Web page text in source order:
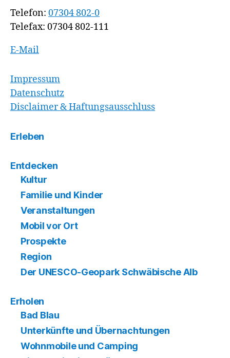
Telefon: 07304 802-0
Telefax: 07304 802-111
E-Mail
Impressum
Datenschutz
Disclaimer & Haftungsausschluss
Erleben
Entdecken
Kultur
Familie und Kinder
Veranstaltungen
Mobil vor Ort
Prospekte
Region
Der UNESCO-Geopark Schwäbische Alb
Erholen
Bad Blau
Unterkünfte und Übernachtungen
Wohnmobile und Camping